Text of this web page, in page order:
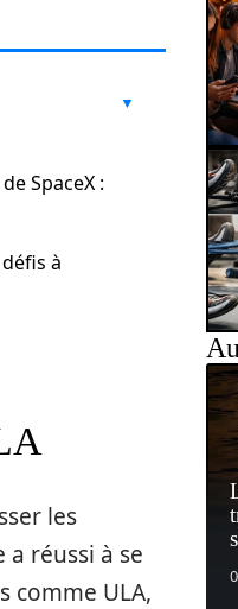
SpaceX :
à
les
réussi à se
comme ULA,